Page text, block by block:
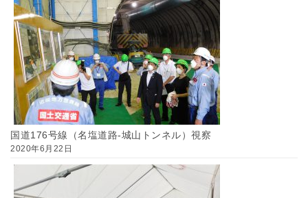
国道176号線（名塩道路-城山トンネル）視察
2020年6月22日